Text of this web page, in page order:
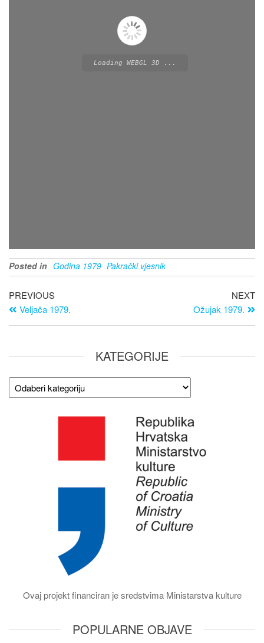
Loading WEBGL 3D ...
Posted in Godina 1979 Pakrački vjesnik
PREVIOUS
Veljača 1979.
NEXT
Ožujak 1979.
KATEGORIJE
Ovaj projekt financiran je sredstvima Ministarstva kulture
POPULARNE OBJAVE